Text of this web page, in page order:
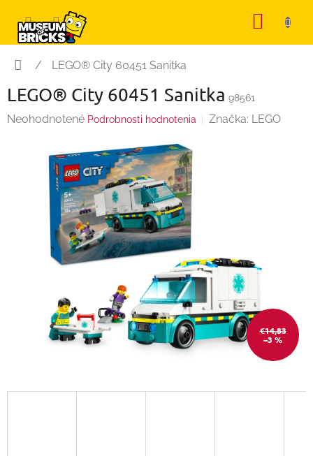
obsah
Domov
/ LEGO® City 60451 Sanitka
LEGO® City 60451 Sanitka 98561
Priemerné
hviezdičiek.
Neohodnotené Podrobnosti hodnotenia Značka: LEGO
€14,83
–3 %